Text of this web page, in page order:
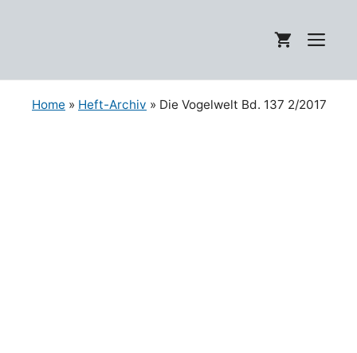
Home » Heft-Archiv » Die Vogelwelt Bd. 137 2/2017